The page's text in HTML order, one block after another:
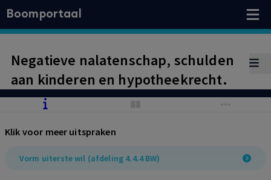
Boomportaal
Negatieve nalatenschap, schulden
aan kinderen en hypotheekrecht.
Klik voor meer uitspraken
Vorm uiterste wil (afdeling 4.4.4 BW)